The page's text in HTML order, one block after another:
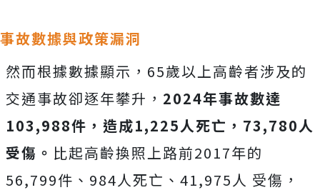
事故數據與政策漏洞
然而根據數據顯示， 65歲以上高齡者涉及的
交通事故卻逐年攀升， 2024年事故數達
103,988件，造成1,225人死亡，73,780人
受傷。 比起高齡換照上路前2017年的
56,799件、984人死亡、41,975人 受傷，